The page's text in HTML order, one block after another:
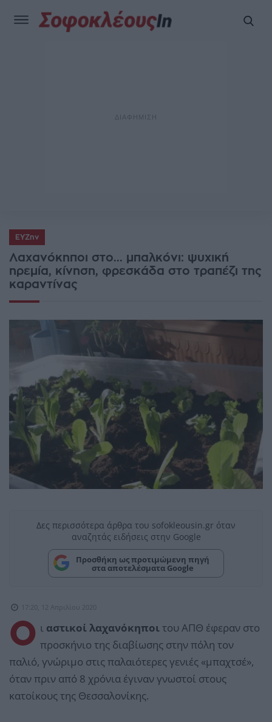
ΕΥΖην
Λαχανόκηποι στο... μπαλκόνι: ψυχική
ηρεμία, κίνηση, φρεσκάδα στο τραπέζι της
καραντίνας
Δες περισσότερα άρθρα του sofokleousin.gr όταν
αναζητάς ειδήσεις στην Google
Προσθήκη ως προτιμώμενη πηγή
στα αποτελέσματα Google
17:20, 12 Απριλίου 2020
Ο ι αστικοί λαχανόκηποιτου ΑΠΘ έφεραν στο
προσκήνιο της διαβίωσης στην πόλη τον
παλιό, γνώριμο στις παλαιότερες γενιές «μπαχτσέ»,
όταν πριν από 8 χρόνια έγιναν γνωστοί στους
κατοίκους της Θεσσαλονίκης.